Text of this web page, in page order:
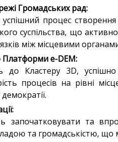
Громадських рад:
процес
суспільства, що
між місцевими
e-DEM:
Кластеру 3D,
процесів на рівні
та
та громадськістю,